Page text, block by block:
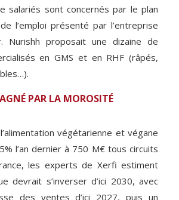
salariés sont concernés par le plan
l’emploi présenté par l’entreprise
Nurishh proposait une dizaine de
en GMS et en RHF (râpés,
PAR LA MOROSITÉ
végétarienne et végane
l’an dernier à 750 M€ tous circuits
les experts de Xerfi estiment
devrait s’inverser d’ici 2030, avec
des ventes d’ici 2027, puis un